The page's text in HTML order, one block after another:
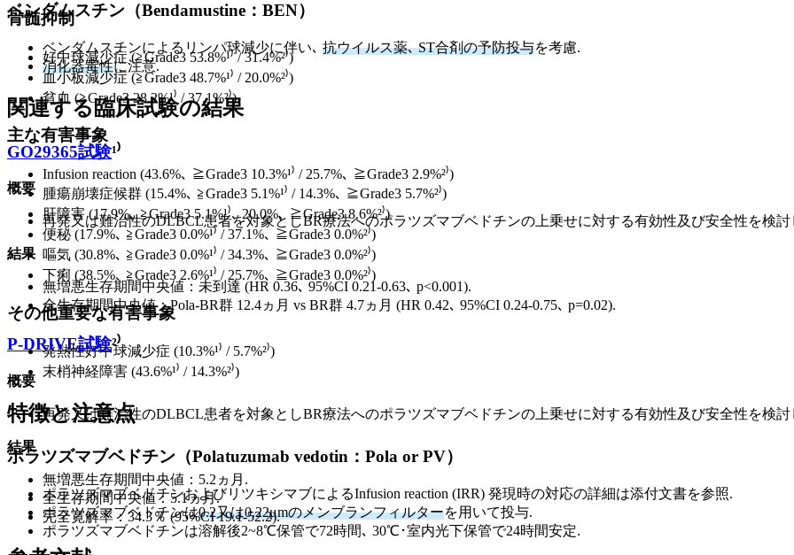
ベンダムスチン（Bendamustine：BEN）
ベンダムスチンによるリンパ球減少に伴い､ 抗ウイルス薬､ ST合剤の予防投与を考慮.
消化器毒性に注意.
関連する臨床試験の結果
GO29365試験¹⁾
概要
再発又は難治性のDLBCL患者を対象としBR療法へのポラツズマブベドチンの上乗せに対する有効性及び安全性を検
結果
無増悪生存期間中央値：未到達 (HR 0.36､ 95%CI 0.21-0.63､ p<0.001).
全生存期間中央値：Pola-BR群 12.4ヵ月 vs BR群 4.7ヵ月 (HR 0.42､ 95%CI 0.24-0.75､ p=0.02).
P-DRIVE試験²⁾
概要
再発又は難治性のDLBCL患者を対象としBR療法へのポラツズマブベドチンの上乗せに対する有効性及び安全性を検
結果
無増悪生存期間中央値：5.2ヵ月.
全生存期間中央値：5.1ヵ月.
完全寛解率：34.3％ (95%CI 19.1-52.2).
骨髄抑制
好中球減少症 (≧Grade3 53.8%¹⁾ / 31.4%²⁾)
血小板減少症 (≧Grade3 48.7%¹⁾ / 20.0%²⁾)
貧血 (≧Grade3 28.2%¹⁾ / 37.1%²⁾)
主な有害事象
Infusion reaction (43.6%､ ≧Grade3 10.3%¹⁾ / 25.7%､ ≧Grade3 2.9%²⁾)
腫瘍崩壊症候群 (15.4%､ ≧Grade3 5.1%¹⁾ / 14.3%､ ≧Grade3 5.7%²⁾)
肝障害 (17.9%､ ≧Grade3 5.1%¹⁾､ 20.0%､ ≧Grade3 8.6%²⁾)
便秘 (17.9%､ ≧Grade3 0.0%¹⁾ / 37.1%､ ≧Grade3 0.0%²⁾)
嘔気 (30.8%､ ≧Grade3 0.0%¹⁾ / 34.3%､ ≧Grade3 0.0%²⁾)
下痢 (38.5%､ ≧Grade3 2.6%¹⁾ / 25.7%､ ≧Grade3 0.0%²⁾)
その他重要な有害事象
発熱性好中球減少症 (10.3%¹⁾ / 5.7%²⁾)
末梢神経障害 (43.6%¹⁾ / 14.3%²⁾)
特徴と注意点
ポラツズマブベドチン（Polatuzumab vedotin：Pola or PV）
ポラツズマブベドチンおよびリツキシマブによるInfusion reaction (IRR) 発現時の対応の詳細は添付文書を参照.
ポラツズマブベドチンは0.2又は0.22μmのメンブランフィルターを用いて投与.
ポラツズマブベドチンは溶解後2~8℃保管で72時間､ 30℃･室内光下保管で24時間安定.